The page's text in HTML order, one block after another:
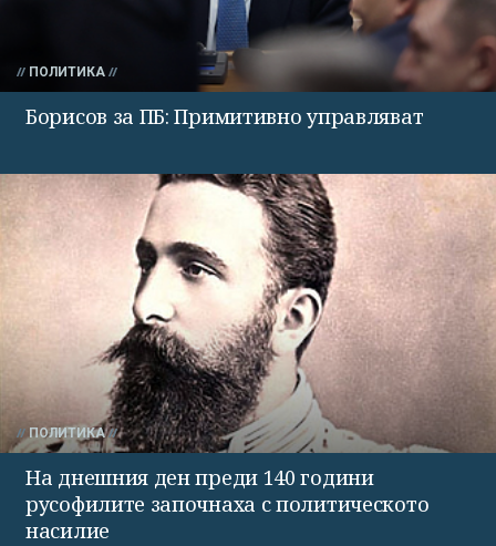
ПОЛИТИКА
Борисов за ПБ: Примитивно управляват
ПОЛИТИКА
На днешния ден преди 140 години
русофилите започнаха с политическото
насилие